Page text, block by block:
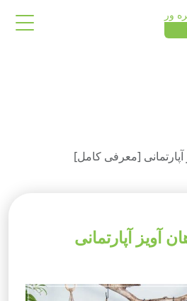
ور
آپارتمانی [معرفی کامل]
آویز آپارتمانی